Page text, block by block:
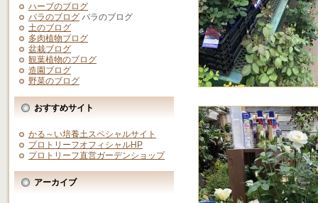
ハーブのブログ
バラのブログ バラのブログ
土のブログ
多肉植物ブログ
盆栽ブログ
観葉植物のブログ
造園ブログ
野菜のブログ
おすすめサイト
かる～い培養土スペシャルサイト
プロトリーフオフィシャルHP
プロトリーフ直営ガーデンショップ
アーカイブ